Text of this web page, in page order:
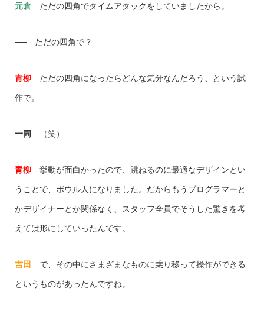
元倉ただの四角でタイムアタックをしていましたから。
── ただの四角で？
青柳ただの四角になったらどんな気分なんだろう、という試
作で。
一同 （笑）
青柳挙動が面白かったので、跳ねるのに最適なデザインとい
うことで、ボウル人になりました。だからもうプログラマーと
かデザイナーとか関係なく、スタッフ全員でそうした驚きを考
えては形にしていったんです。
吉田 で、その中にさまざまなものに乗り移って操作ができる
というものがあったんですね。